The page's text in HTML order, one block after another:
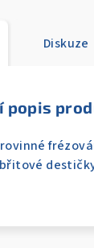
Diskuze
popis